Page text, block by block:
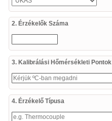
2. Érzékelők Száma
3. Kalibrálási Hőmérsékleti Pontok
4. Érzékelő Típusa